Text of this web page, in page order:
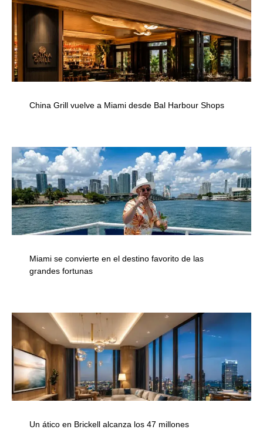
China Grill vuelve a Miami desde Bal Harbour Shops
Miami se convierte en el destino favorito de las
grandes fortunas
Un ático en Brickell alcanza los 47 millones